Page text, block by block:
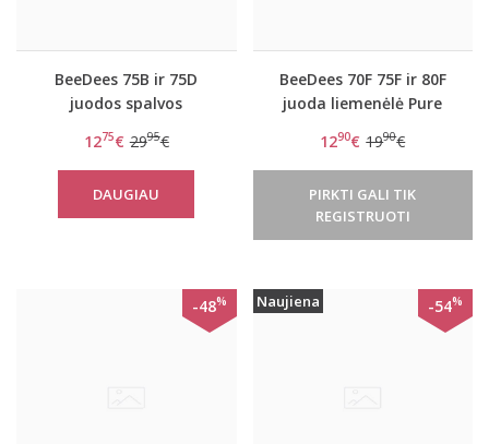
BeeDees 75B ir 75D
juodos spalvos
1275€ 2995€
DAUGIAU
BeeDees 70F 75F ir 80F
juoda liemenėlė Pure
1290€ 1990€
PIRKTI GALI TIK
REGISTRUOTI
-48% Naujiena -54%